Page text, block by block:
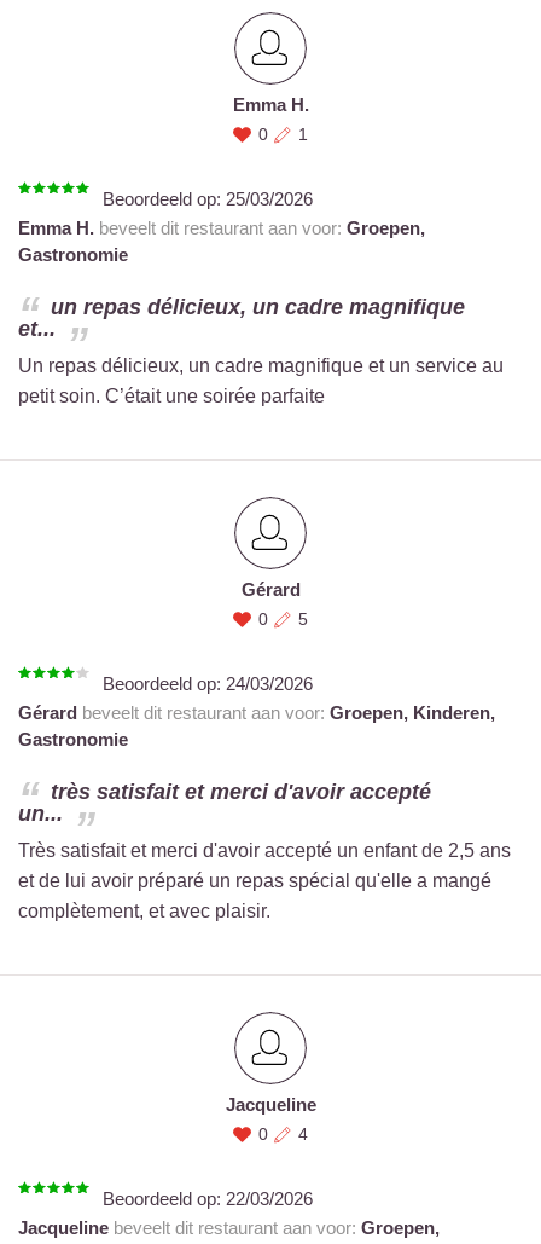
Emma H.
0 1
Beoordeeld op: 25/03/2026
Emma H. beveelt dit restaurant aan voor: Groepen,
Gastronomie
un repas délicieux, un cadre magnifique
et...
Un repas délicieux, un cadre magnifique et un service au
petit soin. C’était une soirée parfaite
Gérard
0 5
Beoordeeld op: 24/03/2026
Gérard beveelt dit restaurant aan voor: Groepen, Kinderen,
Gastronomie
très satisfait et merci d'avoir accepté
un...
Très satisfait et merci d'avoir accepté un enfant de 2,5 ans
et de lui avoir préparé un repas spécial qu'elle a mangé
complètement, et avec plaisir.
Jacqueline
0 4
Beoordeeld op: 22/03/2026
Jacqueline beveelt dit restaurant aan voor: Groepen,